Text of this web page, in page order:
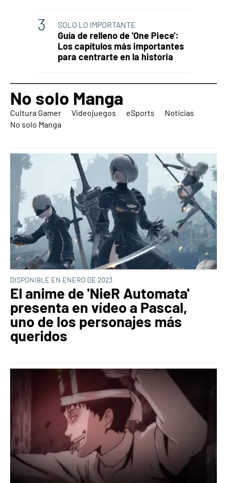
SOLO LO IMPORTANTE
Guía de relleno de 'One Piece':
Los capítulos más importantes
para centrarte en la historia
No solo Manga
Cultura Gamer Videojuegos eSports
Noticias
No solo Manga
DISPONIBLE EN ENERO DE 2023
El anime de 'NieR Automata'
presenta en vídeo a Pascal,
uno de los personajes más
queridos